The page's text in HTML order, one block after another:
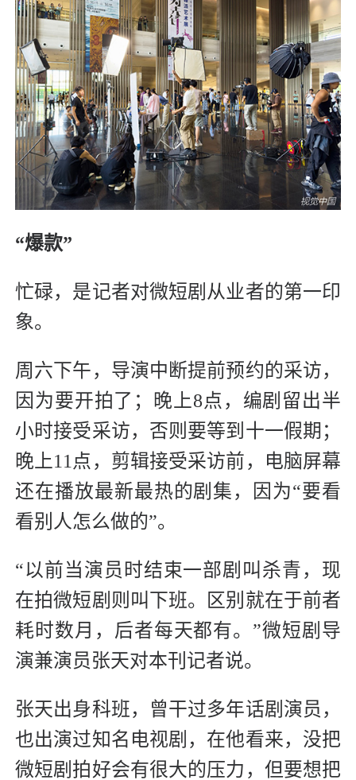
“爆款”
忙碌，是记者对微短剧从业者的第一印
象。
周六下午，导演中断提前预约的采访，
因为要开拍了；晚上8点，编剧留出半
小时接受采访，否则要等到十一假期；
晚上11点，剪辑接受采访前，电脑屏幕
还在播放最新最热的剧集，因为“要看
看别人怎么做的”。
“以前当演员时结束一部剧叫杀青，现
在拍微短剧则叫下班。区别就在于前者
耗时数月，后者每天都有。”微短剧导
演兼演员张天对本刊记者说。
张天出身科班，曾干过多年话剧演员，
也出演过知名电视剧，在他看来，没把
微短剧拍好会有很大的压力，但要想把